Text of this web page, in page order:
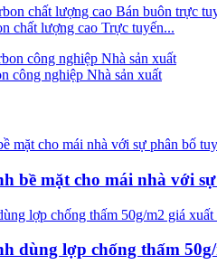
chất lượng cao Trực tuyến...
công nghiệp Nhà sản xuất
bề mặt cho mái nhà với
dùng lợp chống thấm